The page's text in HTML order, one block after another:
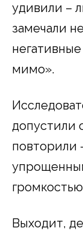
удивили –
замечали
мимо».
допустили
повторили
Выходит,